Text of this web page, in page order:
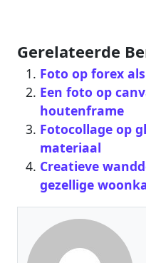
Gerelateerde
Foto op forex
Een foto op
houtenframe
Fotocollage op
materiaal
Creatieve
gezellige